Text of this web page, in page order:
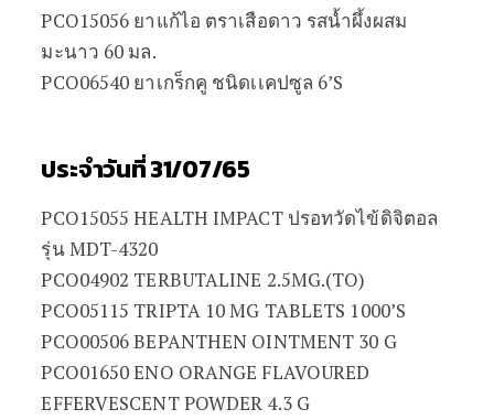
PCO15056 ยาแก้ไอ ตราเสือดาว รสน้ำผึ้งผสม
มะนาว 60 มล.
PCO06540 ยาเกร็กคู ชนิดเเคปซูล 6’S
ประจำวันที่ 31/07/65
PCO15055 HEALTH IMPACT ปรอทวัดไข้ดิจิตอล
รุ่น MDT-4320
PCO04902 TERBUTALINE 2.5MG.(TO)
PCO05115 TRIPTA 10 MG TABLETS 1000’S
PCO00506 BEPANTHEN OINTMENT 30 G
PCO01650 ENO ORANGE FLAVOURED
EFFERVESCENT POWDER 4.3 G